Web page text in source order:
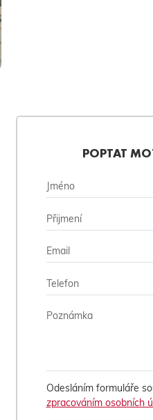
POPTAT
Odesláním formuláře
zpracováním osobních